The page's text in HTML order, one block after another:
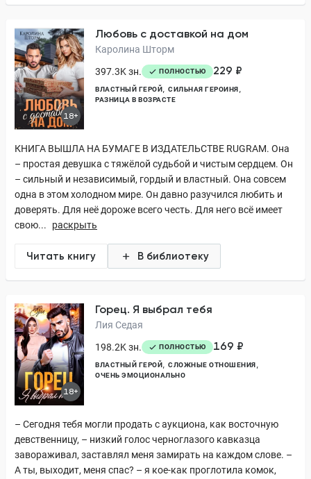
18+
Любовь с доставкой на дом
Каролина Шторм
397.3K зн.
ПОЛНОСТЬЮ 229 ₽
ВЛАСТНЫЙ ГЕРОЙ
СИЛЬНАЯ ГЕРОИНЯ
РАЗНИЦА В ВОЗРАСТЕ
КНИГА ВЫШЛА НА БУМАГЕ В ИЗДАТЕЛЬСТВЕ RUGRAM. Она
– простая девушка с тяжёлой судьбой и чистым сердцем. Он
– сильный и независимый, гордый и властный. Она совсем
одна в этом холодном мире. Он давно разучился любить и
доверять. Для неё дороже всего честь. Для него всё имеет
свою...
раскрыть
Читать книгу В библиотеку
18+
Горец. Я выбрал тебя
Лия Седая
198.2K зн.
ПОЛНОСТЬЮ 169 ₽
ВЛАСТНЫЙ ГЕРОЙ
СЛОЖНЫЕ ОТНОШЕНИЯ
ОЧЕНЬ ЭМОЦИОНАЛЬНО
– Сегодня тебя могли продать с аукциона, как восточную
девственницу, – низкий голос черноглазого кавказца
завораживал, заставлял меня замирать на каждом слове. –
А ты, выходит, меня спас? – я кое-как проглотила комок,